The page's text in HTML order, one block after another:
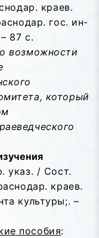
краев.
гос. ин-
87 с.
возможности
который
указ. / Сост.
краев.
культуры;. –
пособия: